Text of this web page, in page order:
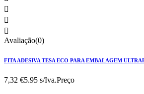



Avaliação(0)
FITA ADESIVA TESA ECO PARA EMBALAGEM
7,32 €5.95 s/Iva.Preço